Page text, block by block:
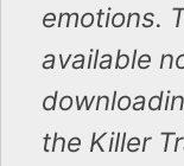
emotions.
available
the Killer